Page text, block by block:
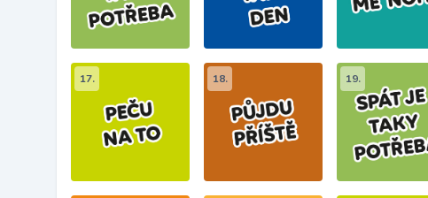
17. 18. 19.